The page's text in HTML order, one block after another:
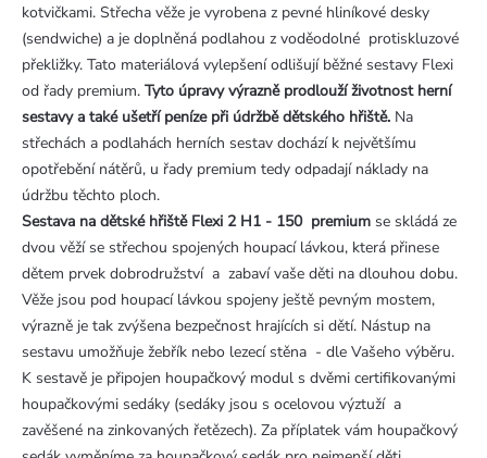
kotvičkami. Střecha věže je vyrobena z pevné hliníkové desky
(sendwiche) a je doplněná podlahou z voděodolné protiskluzové
překližky. Tato materiálová vylepšení odlišují běžné sestavy Flexi
od řady premium. Tyto úpravy výrazně prodlouží životnost herní
sestavy a také ušetří peníze při údržbě dětského hřiště. Na
střechách a podlahách herních sestav dochází k největšímu
opotřebění nátěrů, u řady premium tedy odpadají náklady na
údržbu těchto ploch.
Sestava na dětské hřiště Flexi 2 H1 - 150 premium se skládá ze
dvou věží se střechou spojených houpací lávkou, která přinese
dětem prvek dobrodružství a zabaví vaše děti na dlouhou dobu.
Věže jsou pod houpací lávkou spojeny ještě pevným mostem,
výrazně je tak zvýšena bezpečnost hrajících si dětí. Nástup na
sestavu umožňuje žebřík nebo lezecí stěna - dle Vašeho výběru.
K sestavě je připojen houpačkový modul s dvěmi certifikovanými
houpačkovými sedáky (sedáky jsou s ocelovou výztuží a
zavěšené na zinkovaných řetězech). Za příplatek vám houpačkový